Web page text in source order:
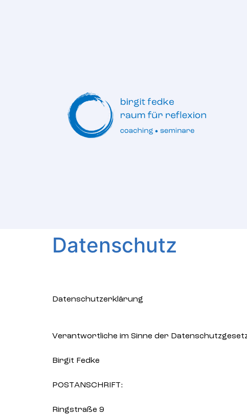
Datenschutz
Datenschutzerklärung
Verantwortliche im Sinne der
Birgit Fedke
POSTANSCHRIFT:
Ringstraße 9